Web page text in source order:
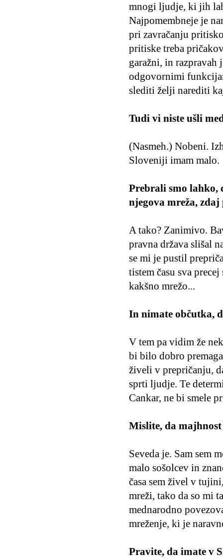
mnogi ljudje, ki jih
Najpomembneje je
pri zavračanju
pritiske treba
garažni, in
odgovornimi
slediti želji narediti
Tudi vi niste ušli
(Nasmeh.) Nobeni.
Sloveniji imam malo.
Prebrali smo lahko,
njegova mreža, zdaj
A tako? Zanimivo.
pravna država slišal
se mi je pustil
tistem času sva
kakšno mrežo...
In nimate občutka,
V tem pa vidim že
bi bilo dobro
živeli v prepričanju,
sprti ljudje. Te
Cankar, ne bi smele
Mislite, da
Seveda je. Sam sem
malo sošolcev in
časa sem živel v
mreži, tako da so mi
mednarodno
mreženje, ki je
Pravite, da imate v